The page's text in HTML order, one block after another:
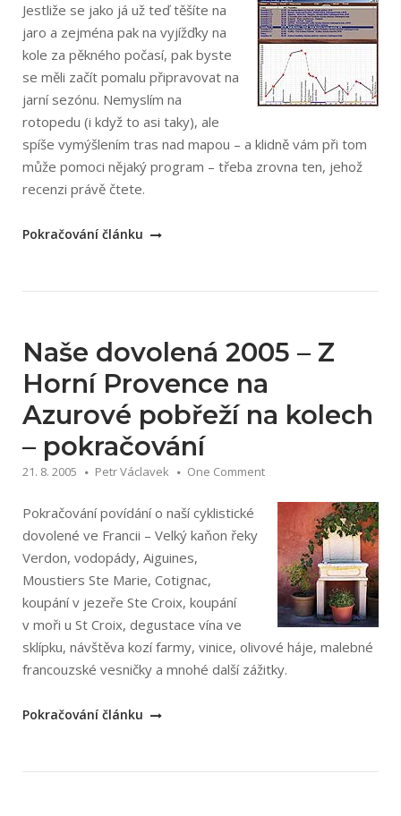
Jestliže se jako já už teď těšíte na
jaro a zejména pak na vyjížďky na
kole za pěkného počasí, pak byste
se měli začít pomalu připravovat na
jarní sezónu. Nemyslím na
rotopedu (i když to asi taky), ale
spíše vymýšlením tras nad mapou – a klidně vám při tom
může pomoci nějaký program – třeba zrovna ten, jehož
recenzi právě čtete.
„Cyklotrasy
Pokračování článku
Naše dovolená 2005 – Z
Horní Provence na
Azurové pobřeží na kolech
– pokračování
21. 8. 2005 Petr Václavek One Comment
Pokračování povídání o naší cyklistické
dovolené ve Francii – Velký kaňon řeky
Verdon, vodopády, Aiguines,
Moustiers Ste Marie, Cotignac,
koupání v jezeře Ste Croix, koupání
v moři u St Croix, degustace vína ve
sklípku, návštěva kozí farmy, vinice, olivové háje, malebné
francouzské vesničky a mnohé další zážitky.
„Naše
Pokračování článku